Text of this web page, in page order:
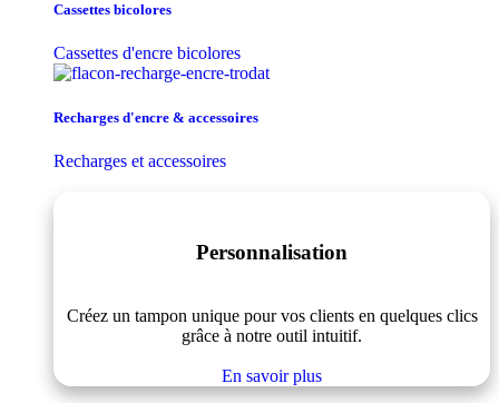
Cassettes bicolores
Cassettes d'encre bicolores
Recharges d'encre & accessoires
Recharges et accessoires
Personnalisation
Créez un tampon unique pour vos clients en quelques clics
grâce à notre outil intuitif.
En savoir plus